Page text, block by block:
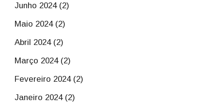
Junho 2024 (2)
Maio 2024 (2)
Abril 2024 (2)
Março 2024 (2)
Fevereiro 2024 (2)
Janeiro 2024 (2)